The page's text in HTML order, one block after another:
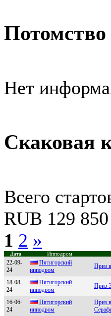
Потомство
Нет
Скаковая
Всего
RUB 129 850
1 2 »
Дата Ипподром
22-09-
24
Пятигоpcкий
ипподpом
Приз
18-08-
24
Пятигоpcкий
ипподpом
Приз
16-06-
24
Пятигоpcкий
ипподpом
Приз